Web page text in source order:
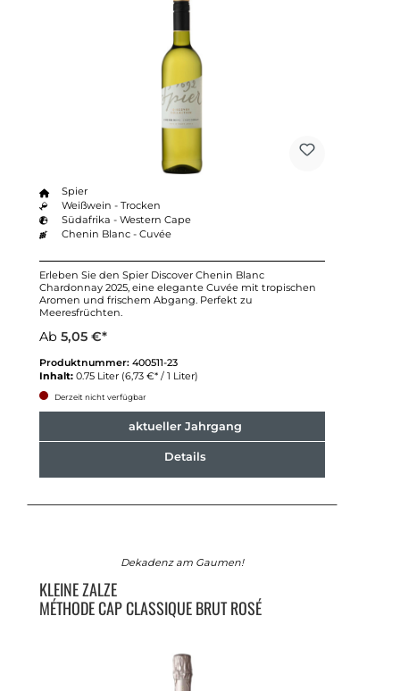
Spier
Weißwein - Trocken
Südafrika - Western Cape
Chenin Blanc - Cuvée
Erleben Sie den Spier Discover Chenin Blanc
Chardonnay 2025, eine elegante Cuvée mit tropischen
Aromen und frischem Abgang. Perfekt zu
Meeresfrüchten.
Ab 5,05 €*
Produktnummer: 400511-23
Inhalt: 0.75 Liter (6,73 €* / 1 Liter)
Derzeit nicht verfügbar
aktueller Jahrgang
Details
Dekadenz am Gaumen!
KLEINE ZALZE
MÉTHODE CAP CLASSIQUE BRUT ROSÉ